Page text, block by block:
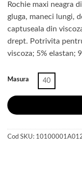
a
12
Rochie maxi neagra
gluga, maneci lungi,
captuseala din
drept. Potrivita
viscoza; 5% elastan;
Masura 40
Cod SKU: